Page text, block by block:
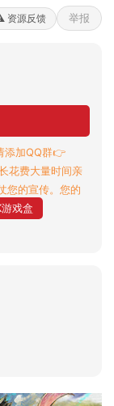
资源反馈 举报
添加QQ群👉
花费大量时间亲
您的宣传。您的
游戏盒